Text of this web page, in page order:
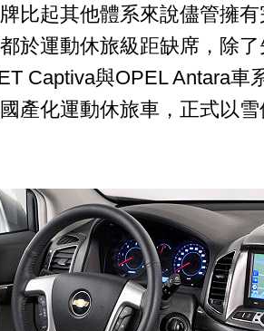
比起其他體系來說儘管擁
於運動休旅級距缺席，除
Captiva與OPEL Antara車
產化運動休旅車，正式以